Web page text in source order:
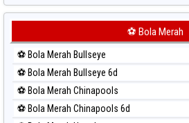
Paito Harian Sydney Lottery
Paito Harian Sydney Lottery 6d
Paito Harian Sydney Lotto
Paito Harian Sydney Pools 6d
Paito Harian Taipei
Paito Harian Taiwan
⚽ Bola Merah
⚽ Bola Merah Bullseye
⚽ Bola Merah Bullseye 6d
⚽ Bola Merah Chinapools
⚽ Bola Merah Chinapools 6d